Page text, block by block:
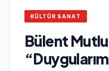
KÜLTÜR SANAT
Bülent